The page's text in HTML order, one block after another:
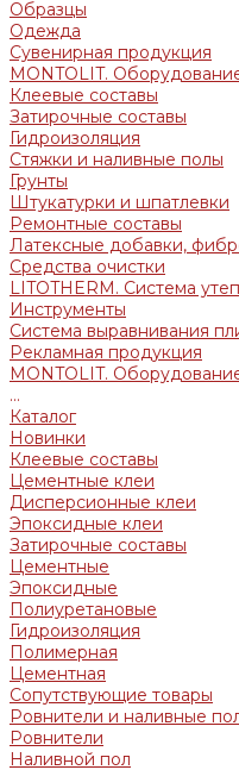
Образцы
Одежда
Сувенирная продукция
MONTOLIT.
Клеевые составы
Затирочные составы
Гидроизоляция
Стяжки и наливные полы
Грунты
Штукатурки и шпатлевки
Ремонтные составы
Латексные добавки,
Средства очистки
LITOTHERM. Система
Инструменты
Система выравнивания
Рекламная продукция
MONTOLIT.
...
Каталог
Новинки
Клеевые составы
Цементные клеи
Дисперсионные клеи
Эпоксидные клеи
Затирочные составы
Цементные
Эпоксидные
Полиуретановые
Гидроизоляция
Полимерная
Цементная
Сопутствующие товары
Ровнители и наливные
Ровнители
Наливной пол